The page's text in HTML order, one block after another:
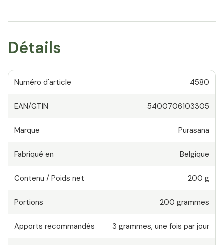
Détails
Numéro d'article 4580
EAN/GTIN 5400706103305
Marque Purasana
Fabriqué en Belgique
Contenu / Poids net 200 g
Portions 200 grammes
Apports recommandés 3 grammes, une fois par jour